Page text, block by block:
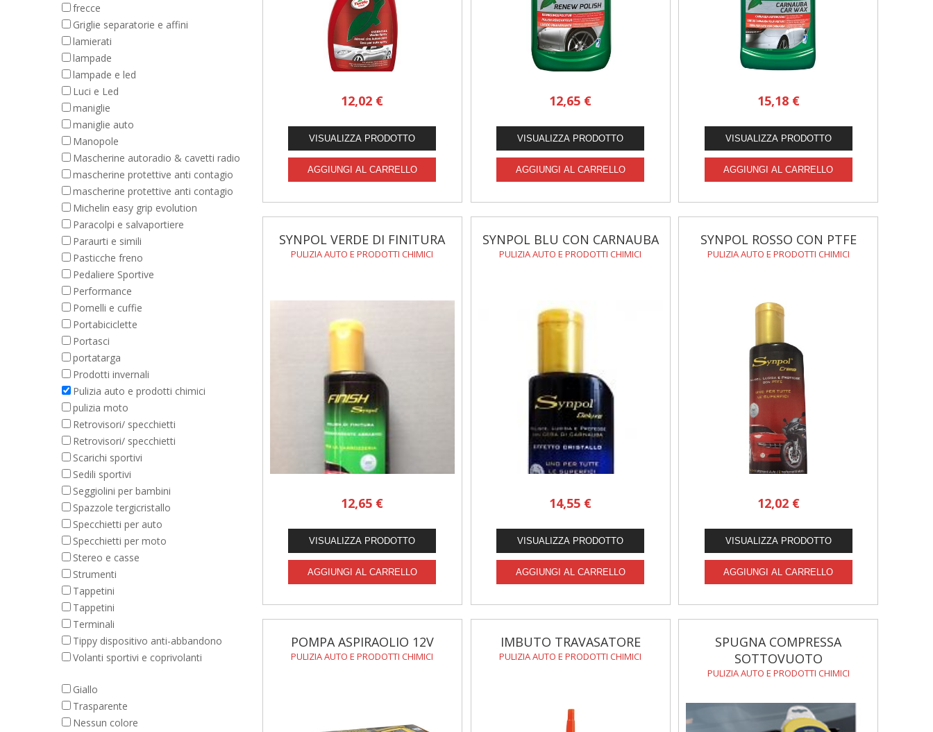
frecce
Griglie separatorie e affini
lamierati
lampade
lampade e led
Luci e Led
maniglie
maniglie auto
Manopole
Mascherine autoradio & cavetti radio
mascherine protettive anti contagio
mascherine protettive anti contagio
Michelin easy grip evolution
Paracolpi e salvaportiere
Paraurti e simili
Pasticche freno
Pedaliere Sportive
Performance
Pomelli e cuffie
Portabiciclette
Portasci
portatarga
Prodotti invernali
Pulizia auto e prodotti chimici
pulizia moto
Retrovisori/ specchietti
Retrovisori/ specchietti
Scarichi sportivi
Sedili sportivi
Seggiolini per bambini
Spazzole tergicristallo
Specchietti per auto
Specchietti per moto
Stereo e casse
Strumenti
Tappetini
Tappetini
Terminali
Tippy dispositivo anti-abbandono
Volanti sportivi e coprivolanti
Giallo
Trasparente
Nessun colore
12,02 € 12,65 € 15,18 €
SYNPOL VERDE DI FINITURA
PULIZIA AUTO E PRODOTTI CHIMICI
12,65 €
SYNPOL BLU CON CARNAUBA
PULIZIA AUTO E PRODOTTI CHIMICI
14,55 €
SYNPOL ROSSO CON PTFE
PULIZIA AUTO E PRODOTTI CHIMICI
12,02 €
POMPA ASPIRAOLIO 12V
PULIZIA AUTO E PRODOTTI CHIMICI
IMBUTO TRAVASATORE
PULIZIA AUTO E PRODOTTI CHIMICI
SPUGNA COMPRESSA
SOTTOVUOTO
PULIZIA AUTO E PRODOTTI CHIMICI